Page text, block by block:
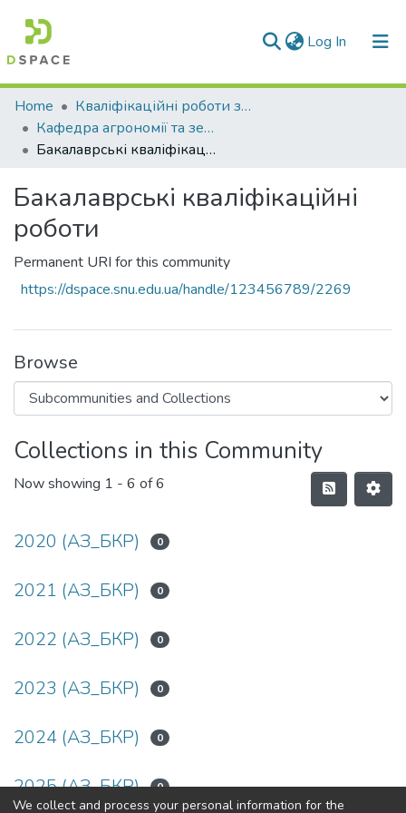
Log In (current)
Communities & Collections
All of DSpace
Home
Кваліфікаційні роботи здобувачів вищої освіти
Кафедра агрономії та землеустрою (АЗ)
Бакалаврські кваліфікаційні роботи
Бакалаврські кваліфікаційні
роботи
Permanent URI for this community
https://dspace.snu.edu.ua/handle/123456789/2269
Browse
Collections in this Community
Now showing 1 - 6 of 6
2020 (АЗ_БКР) 0
2021 (АЗ_БКР) 0
2022 (АЗ_БКР) 0
2023 (АЗ_БКР) 0
2024 (АЗ_БКР) 0
2025 (АЗ_БКР) 0
We collect and process your personal information for the